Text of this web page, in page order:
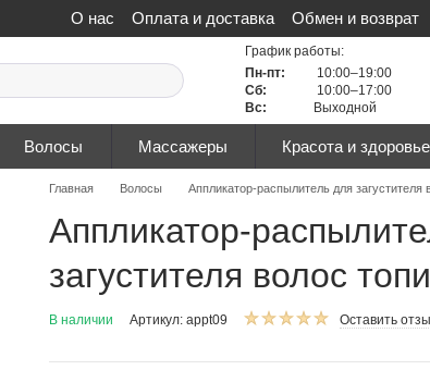
О нас Оплата и доставка Обмен и возврат
Политика конфиденциальности
График работы:
Пн-пт:
10:00–19:00
Сб:
10:00–17:00
Вс:
Выходной
Волосы Массажеры Красота и здоровье
Главная Волосы Аппликатор-распылитель для загустителя
Аппликатор-
загустителя волос
В наличии Артикул: appt09 Оставить